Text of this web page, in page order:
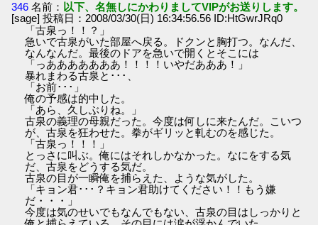
346 名前： 以下、名無しにかわりましてVIPがお送りします。
[sage] 投稿日：2008/03/30(日) 16:34:56.56 ID:HtGwrJRq0
「古泉っ！！？」
急いで古泉がいた部屋へ戻る。ドクンと胸打つ。なんだ、
なんなんだ。最後のドアを急いで開くとそこには
「っあああああああ！！！！いやだあああ！」
暴れまわる古泉と･･･、
「お前･･･」
俺の予感は的中した。
「あら、久しぶりね。」
古泉の義理の母親だった。今度は何しに来たんだ。こいつ
が、古泉を狂わせた。拳がギリッと軋むのを感じた。
「古泉っ！！！」
とっさに叫ぶ。俺にはそれしかなかった。なにをする気
だ、古泉をどうする気だ。
古泉の目が一瞬俺を捕らえた、ような気がした。
「キョン君･･･？キョン君助けてください！！もう嫌
だ・・・」
今度は気のせいでもなんでもない、古泉の目はしっかりと